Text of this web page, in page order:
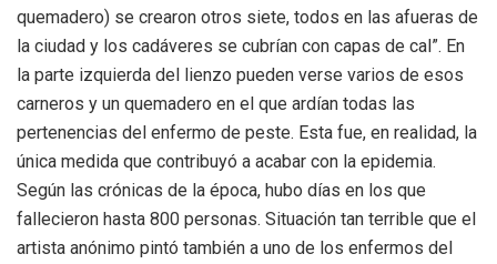
quemadero) se crearon otros siete, todos en las afueras de
la ciudad y los cadáveres se cubrían con capas de cal”. En
la parte izquierda del lienzo pueden verse varios de esos
carneros y un quemadero en el que ardían todas las
pertenencias del enfermo de peste. Esta fue, en realidad, la
única medida que contribuyó a acabar con la epidemia.
Según las crónicas de la época, hubo días en los que
fallecieron hasta 800 personas. Situación tan terrible que el
artista anónimo pintó también a uno de los enfermos del